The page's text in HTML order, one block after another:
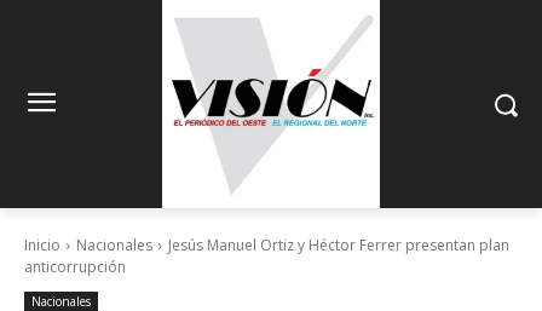
Inicio Nacionales
Jesús Manuel Ortiz y Héctor Ferrer presentan plan
anticorrupción
Nacionales